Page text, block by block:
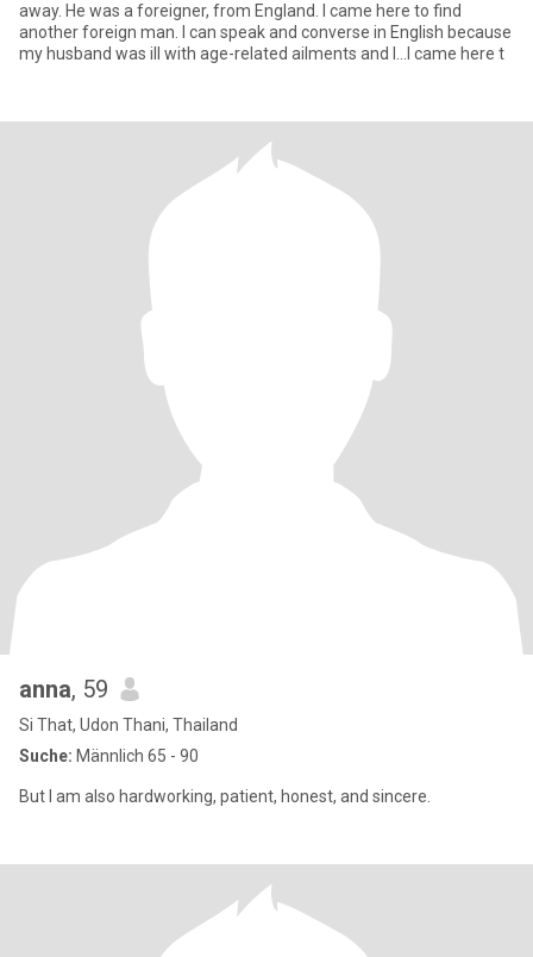
away. He was a foreigner, from England. I came here to find
another foreign man. I can speak and converse in English because
my husband was ill with age-related ailments and I...I came here t
anna, 59
Si That, Udon Thani, Thailand
Suche: Männlich 65 - 90
But I am also hardworking, patient, honest, and sincere.